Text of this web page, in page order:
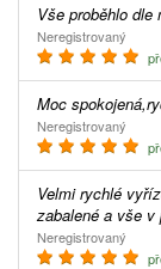
Vše proběhlo
Neregistrovaný
Moc
Neregistrovaný
Velmi rychlé vyřízení objednávky a dodání zboží. pečlivě
zabalené a vše v
Neregistrovaný